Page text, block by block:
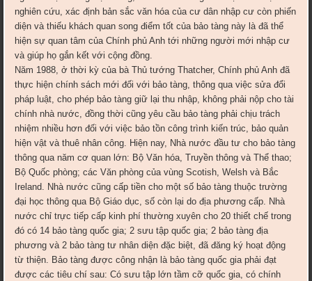
nghiên cứu, xác định bản sắc văn hóa của cư dân nhập cư còn phiến
diện và thiếu khách quan song điểm tốt của bảo tàng này là đã thể
hiện sự quan tâm của Chính phủ Anh tới những người mới nhập cư
và giúp họ gắn kết với cộng đồng.
Năm 1988, ở thời kỳ của bà Thủ tướng Thatcher, Chính phủ Anh đã
thực hiện chính sách mới đối với bảo tàng, thông qua việc sửa đổi
pháp luật, cho phép bảo tàng giữ lại thu nhập, không phải nộp cho tài
chính nhà nước, đồng thời cũng yêu cầu bảo tàng phải chịu trách
nhiệm nhiều hơn đối với việc bảo tồn công trình kiến trúc, bảo quản
hiện vật và thuê nhân công. Hiện nay, Nhà nước đầu tư cho bảo tàng
thông qua năm cơ quan lớn: Bộ Văn hóa, Truyền thông và Thể thao;
Bộ Quốc phòng; các Văn phòng của vùng Scotish, Welsh và Bắc
Ireland. Nhà nước cũng cấp tiền cho một số bảo tàng thuộc trường
đại học thông qua Bộ Giáo dục, số còn lại do địa phương cấp. Nhà
nước chỉ trực tiếp cấp kinh phí thường xuyên cho 20 thiết chế trong
đó có 14 bảo tàng quốc gia; 2 sưu tập quốc gia; 2 bảo tàng địa
phương và 2 bảo tàng tư nhân diện đặc biệt, đã đăng ký hoạt động
từ thiện. Bảo tàng được công nhận là bảo tàng quốc gia phải đạt
được các tiêu chí sau: Có sưu tập lớn tầm cỡ quốc gia, có chính